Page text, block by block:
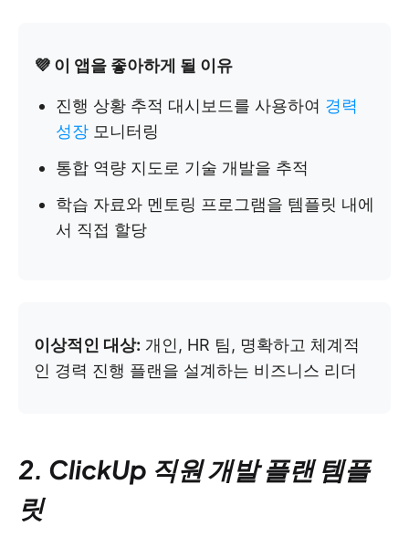
💜 이 앱을 좋아하게 될 이유
진행 상황 추적 대시보드를 사용하여 경력
성장 모니터링
통합 역량 지도로 기술 개발을 추적
학습 자료와 멘토링 프로그램을 템플릿 내에
서 직접 할당
이상적인 대상: 개인, HR 팀, 명확하고 체계적
인 경력 진행 플랜을 설계하는 비즈니스 리더
2. ClickUp 직원 개발 플랜 템플
릿